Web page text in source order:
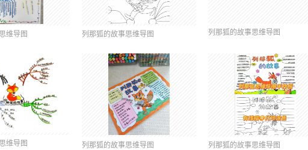
维导图 列那狐的故事思维导图 列那狐的故事思维导图
维导图 列那狐的故事思维导图 列那狐的故事思维导图